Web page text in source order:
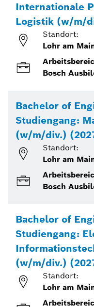
Internationale
Logistik (w/m/
Standort:
Lohr am
Bosch
Bachelor of
Studiengang:
(w/m/div.)
Standort:
Lohr am
Bosch
Bachelor of
Studiengang:
(w/m/div.)
Standort:
Lohr am